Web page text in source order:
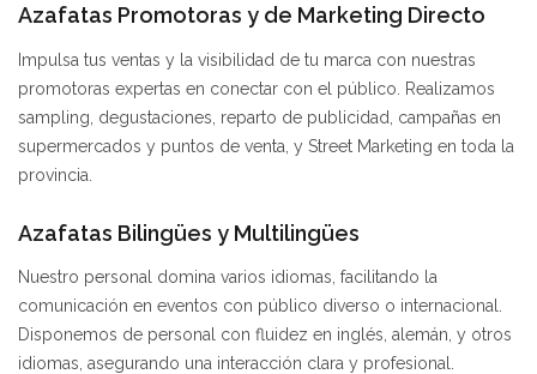
Azafatas Promotoras y de Marketing Directo
Impulsa tus ventas y la visibilidad de tu marca con nuestras
promotoras expertas en conectar con el público. Realizamos
sampling, degustaciones, reparto de publicidad, campañas en
supermercados y puntos de venta, y Street Marketing en toda la
provincia.
Azafatas Bilingües y Multilingües
Nuestro personal domina varios idiomas, facilitando la
comunicación en eventos con público diverso o internacional.
Disponemos de personal con fluidez en inglés, alemán, y otros
idiomas, asegurando una interacción clara y profesional.